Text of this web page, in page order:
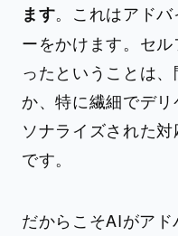
ます。これはアド
ーをかけます。セ
ったということは
か、特に繊細でデ
ソナライズされた
です。
だからこそAIがア